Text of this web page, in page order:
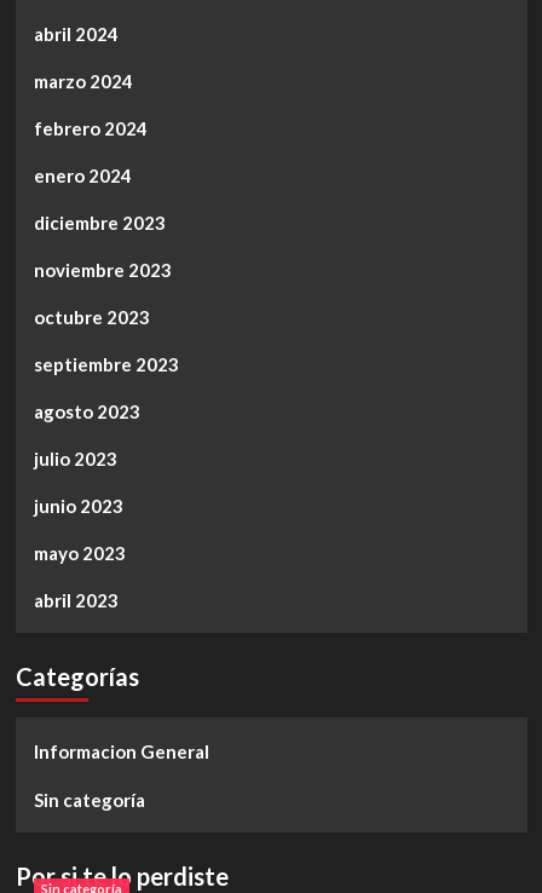
abril 2024
marzo 2024
febrero 2024
enero 2024
diciembre 2023
noviembre 2023
octubre 2023
septiembre 2023
agosto 2023
julio 2023
junio 2023
mayo 2023
abril 2023
Categorías
Informacion General
Sin categoría
Por si te lo perdiste
Sin categoría